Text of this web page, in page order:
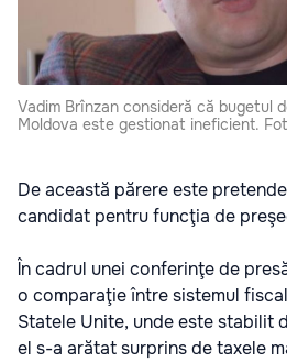
Vadim Brînzan consideră că bugetul
Moldova este gestionat ineficient.
De această părere este
candidat pentru funcţia de
În cadrul unei conferinţe de
o comparaţie între sistemul
Statele Unite, unde este stabilit
el s-a arătat surprins de taxele